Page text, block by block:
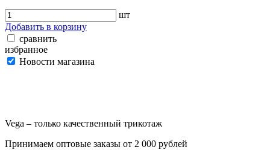
шт
Добавить в корзину
сравнить
избранное
Новости магазина
Vega – только качественный трикотаж
Принимаем оптовые заказы от 2 000 рублей